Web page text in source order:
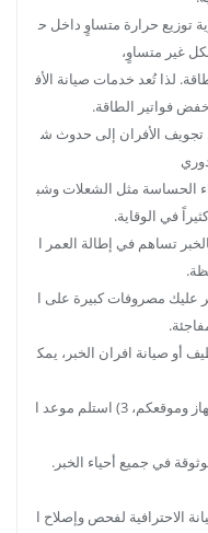
توزيع حرارة متساوٍ داخل ح
غير متساوٍ،
لذا تُعد خدمات صيانة الأف
فواتير الطاقة.
تجويف الأفران إلى حدوث ش
الحساسة مثل الشعلات وشب
في الوقاية.
تساهم في إطالة العمر ا
مصروفات كبيرة على ا
صيانة افران الخبر، يمك
اتصلوا على 0539351448، 2) حدّدوا نوع الجهاز وموقعكم، 3) استلم موعد ا
في جميع أحياء الخبر.
الاحترافية لفحص وإصلاح ا